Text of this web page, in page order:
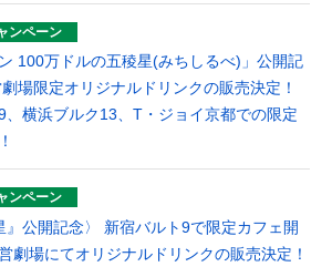
ンペーン
100万ドルの五稜星(みちしるべ)」公開記
場限定オリジナルドリンクの販売決定！
、横浜ブルク13、T・ジョイ京都での限定
ンペーン
』公開記念〉 新宿バルト9で限定カフェ開
劇場にてオリジナルドリンクの販売決定！